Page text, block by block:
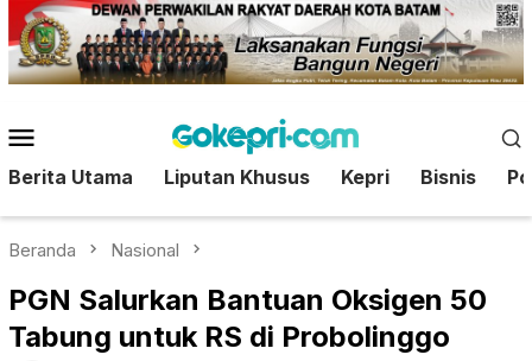
Loncat
ke
konten
Mobile
Berita Utama Liputan Khusus Kepri Bisnis
Beranda Nasional
PGN Salurkan Bantuan Oksigen 50
Tabung untuk RS di Probolinggo